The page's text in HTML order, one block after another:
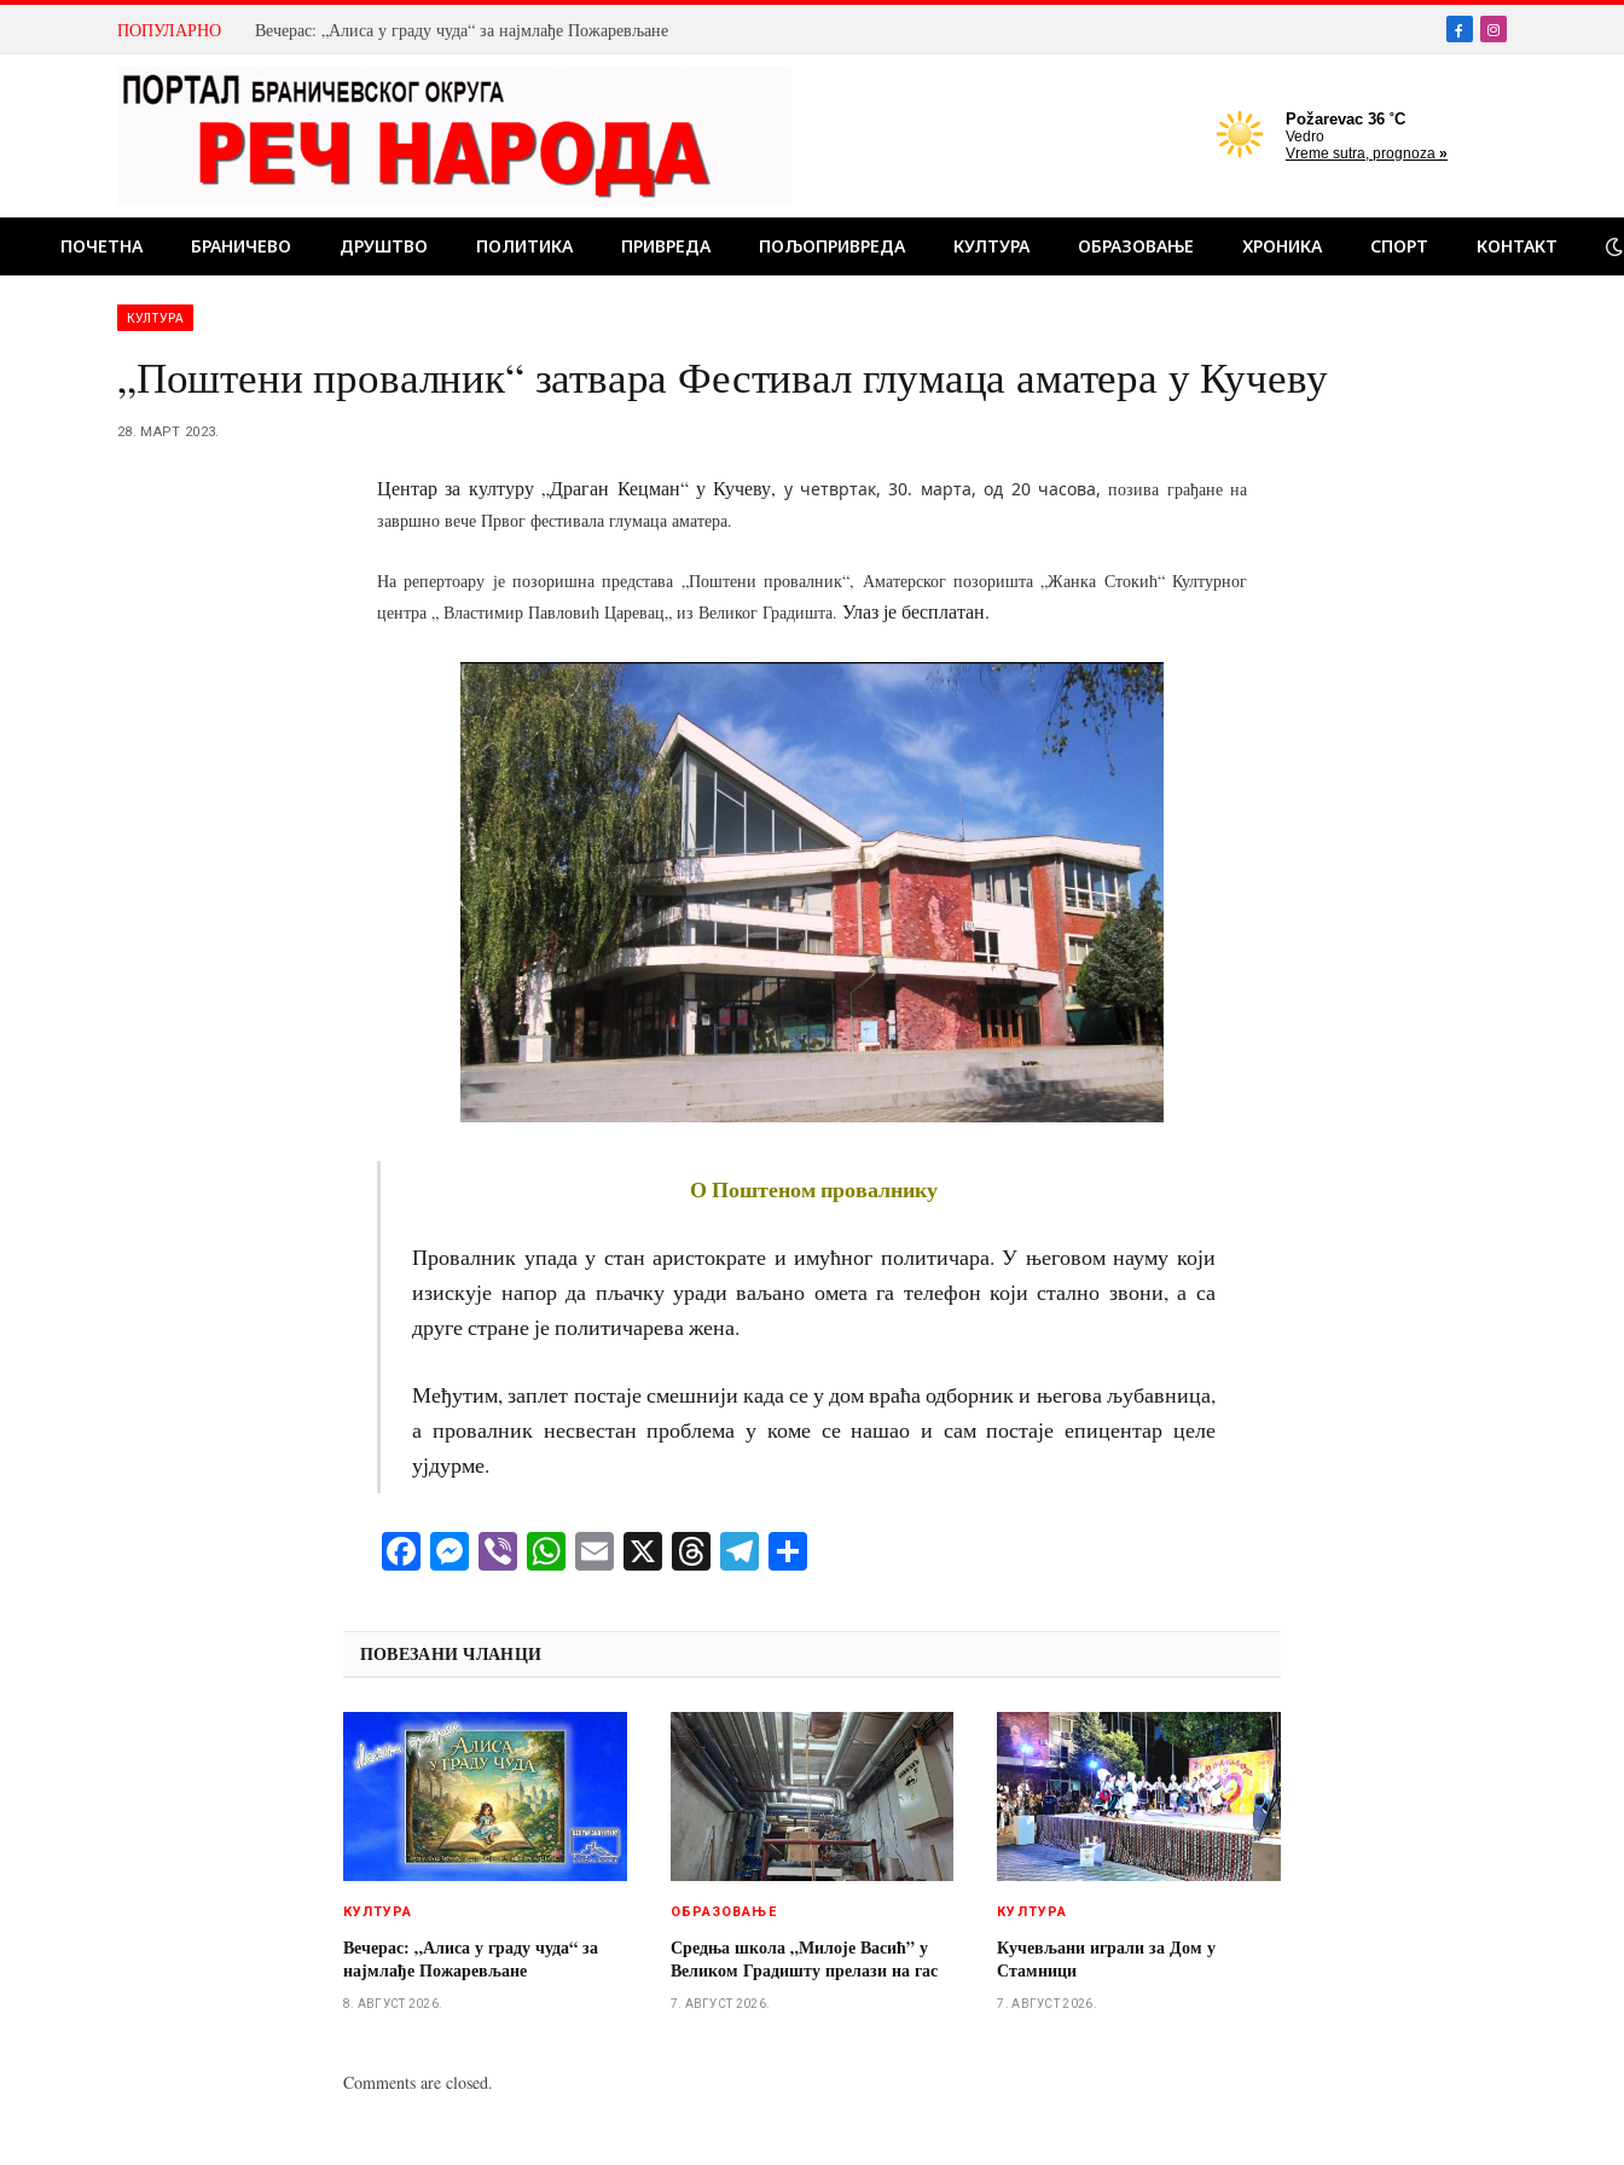
ПОПУЛАРНО Вечерас: „Алиса у граду чуда“ за најмлађе Пожаревљане FacebookInstagram
ПОЧЕТНА БРАНИЧЕВО ДРУШТВО ПОЛИТИКА ПРИВРЕДА ПОЉОПРИВРЕДА КУЛТУРА ОБРАЗОВАЊЕ ХРОНИКА СПОРТ КОНТАКТ
КУЛТУРА
„Поштени провалник“ затвара Фестивал глумаца аматера у Кучеву
28. МАРТ 2023.
Центар за културу „Драган Кецман“ у Кучеву, у четвртак, 30. марта, од 20 часова,позива грађане на
завршно вече Првог фестивала глумаца аматера.
На репертоару је позоришна представа „Поштени провалник“, Аматерског позоришта „Жанка Стокић“ Културног
центра „ Властимир Павловић Царевац„ из Великог Градишта. Улаз је бесплатан.
О Поштеном провалнику
Провалник упада у стан аристократе и имућног политичара. У његовом науму који
изискује напор да пљачку уради ваљано омета га телефон који стално звони, а са
друге стране је политичарева жена.
Међутим, заплет постаје смешнији када се у дом враћа одборник и његова љубавница,
а провалник несвестан проблема у коме се нашао и сам постаје епицентар целе
ујдурме.
Facebook
Messenger
ViberWhatsApp
Email
X ThreadsTelegram
ПОВЕЗАНИ ЧЛАНЦИ
КУЛТУРА
Вечерас: „Алиса у граду чуда“ за
најмлађе Пожаревљане
8. АВГУСТ 2026.
ОБРАЗОВАЊЕ
Средња школа „Милоје Васић” у
Великом Градишту прелази на гас
7. АВГУСТ 2026.
КУЛТУРА
Кучевљани играли за Дом у
Стамници
7. АВГУСТ 2026.
Comments are closed.